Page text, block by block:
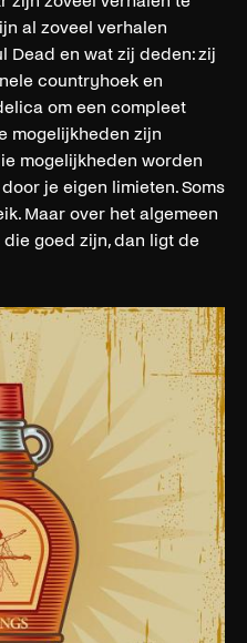
al zoveel verhalen
Dead en wat zij deden: zij
countryhoek en
om een compleet
mogelijkheden zijn
mogelijkheden worden
je eigen limieten. Soms
Maar over het algemeen
goed zijn, dan ligt de